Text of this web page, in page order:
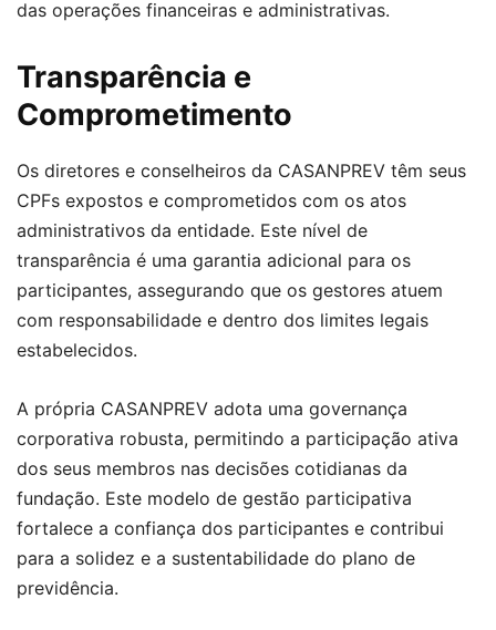
das operações financeiras e administrativas.
Transparência e
Comprometimento
Os diretores e conselheiros da CASANPREV têm seus
CPFs expostos e comprometidos com os atos
administrativos da entidade. Este nível de
transparência é uma garantia adicional para os
participantes, assegurando que os gestores atuem
com responsabilidade e dentro dos limites legais
estabelecidos.
A própria CASANPREV adota uma governança
corporativa robusta, permitindo a participação ativa
dos seus membros nas decisões cotidianas da
fundação. Este modelo de gestão participativa
fortalece a confiança dos participantes e contribui
para a solidez e a sustentabilidade do plano de
previdência.